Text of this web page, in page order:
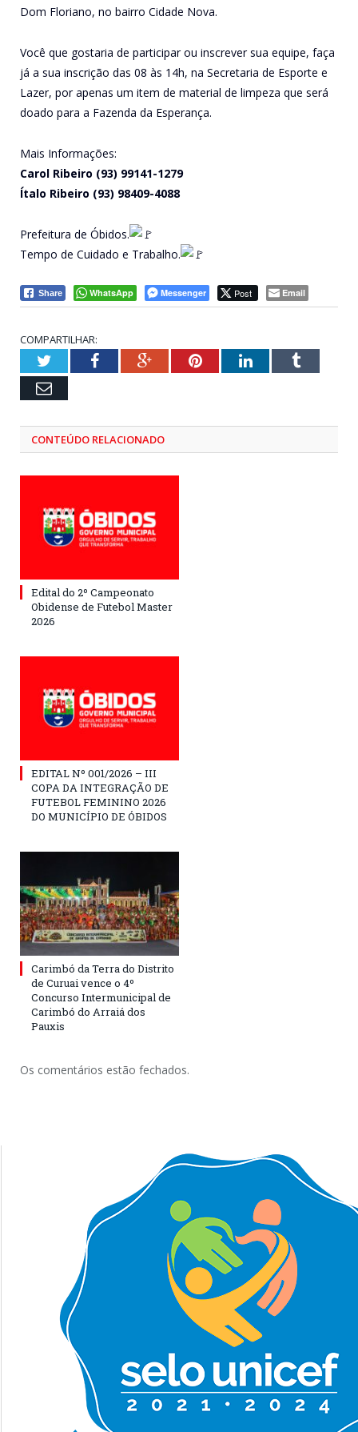
Dom Floriano, no bairro Cidade Nova.
Você que gostaria de participar ou inscrever sua equipe, faça
já a sua inscrição das 08 às 14h, na Secretaria de Esporte e
Lazer, por apenas um item de material de limpeza que será
doado para a Fazenda da Esperança.
Mais Informações:
Carol Ribeiro (93) 99141-1279
Ítalo Ribeiro (93) 98409-4088
Prefeitura de Óbidos.
Tempo de Cuidado e Trabalho.
Share WhatsApp Messenger Post Email
COMPARTILHAR:
TwitterFacebookGoogle+PinterestLinkedInTumblr
Email
CONTEÚDO RELACIONADO
Edital do 2º Campeonato
Obidense de Futebol Master
2026
EDITAL Nº 001/2026 – III
COPA DA INTEGRAÇÃO DE
FUTEBOL FEMININO 2026
DO MUNICÍPIO DE ÓBIDOS
Carimbó da Terra do Distrito
de Curuai vence o 4º
Concurso Intermunicipal de
Carimbó do Arraiá dos
Pauxis
Os comentários estão fechados.